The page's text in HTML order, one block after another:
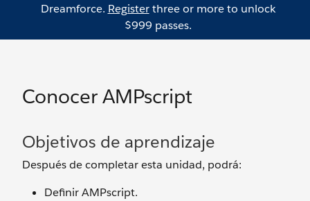
Dreamforce. Registerthree or more to unlock
$999 passes.
Conocer AMPscript
Objetivos de aprendizaje
Después de completar esta unidad, podrá:
Definir AMPscript.